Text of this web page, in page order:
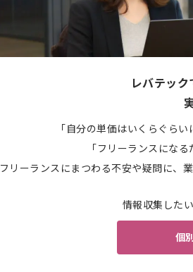
レバテッ
「自分の単価はいくらぐら
「フリーランスにな
フリーランスにまつわる不安や疑問に、
情報収集した
個